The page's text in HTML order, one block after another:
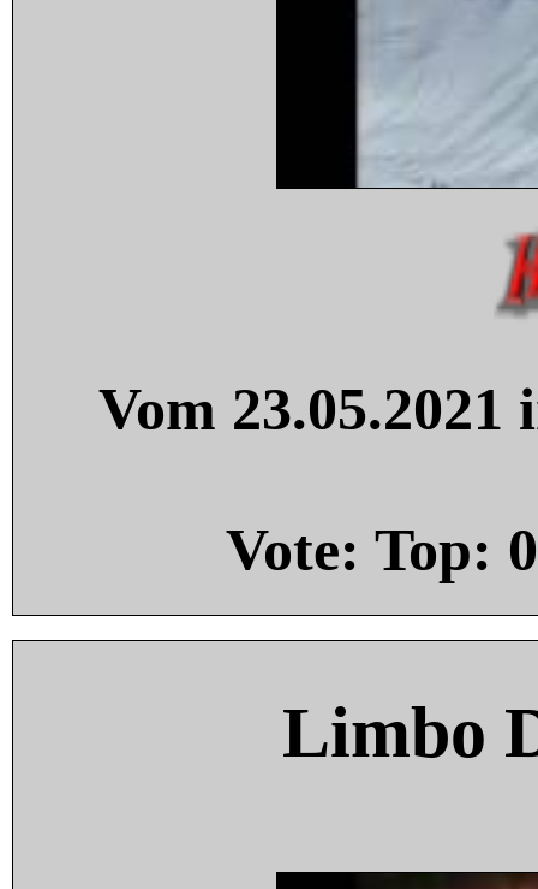
Vom
Vote: Top: 0
Limbo